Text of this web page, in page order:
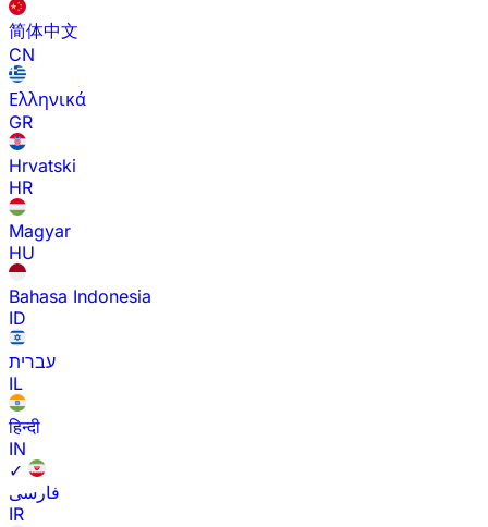
简体中文
CN
Ελληνικά
GR
Hrvatski
HR
Magyar
HU
Bahasa Indonesia
ID
עברית
IL
हिन्दी
IN
✓
فارسی
IR